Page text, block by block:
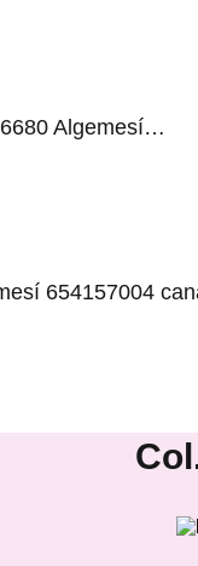
Algemesí…
654157004